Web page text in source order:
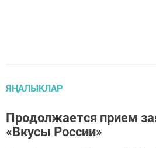
ЯҢАЛЫКЛАР
Продолжается прием
«Вкусы России»